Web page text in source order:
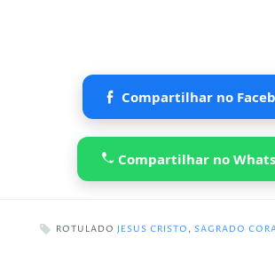
Compartilhar no
Compartilhar no
ROTULADO JESUS CRISTO , SAGRADO